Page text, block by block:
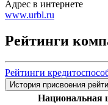
Адрес в интернете
www.urbl.ru
Рейтинги
Рейтинги
История присвоения
Национальная